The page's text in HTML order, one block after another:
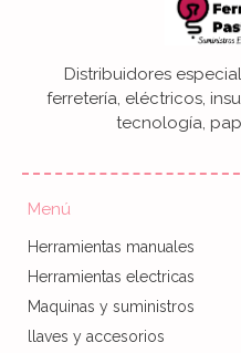
Distribuidores
ferretería, eléctricos,
tecnología,
Menú
Herramientas manuales
Herramientas electricas
Maquinas y suministros
llaves y accesorios